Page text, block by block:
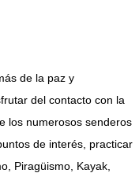
de la paz y
del contacto con la
los numerosos senderos
de interés, practicar
Piragüismo, Kayak,